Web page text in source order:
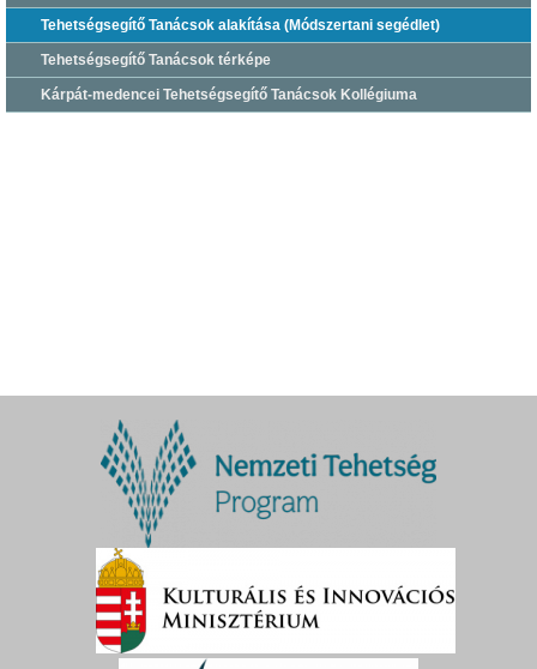
Tehetségsegítő Tanácsok alakítása (Módszertani segédlet)
Tehetségsegítő Tanácsok térképe
Kárpát-medencei Tehetségsegítő Tanácsok Kollégiuma